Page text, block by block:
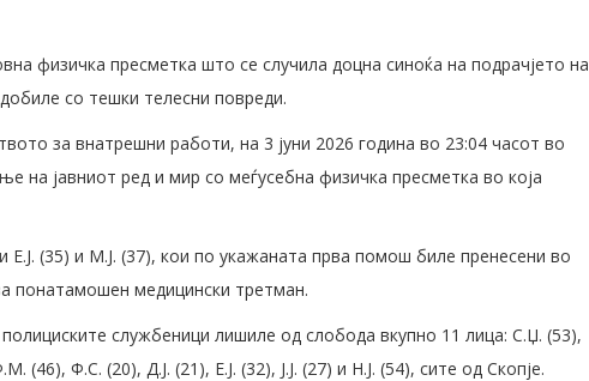
физичка пресметка што се случила доцна синоќа на подрачјето на
со тешки телесни повреди.
за внатрешни работи, на 3 јуни 2026 година во 23:04 часот во
на јавниот ред и мир со меѓусебна физичка пресметка во која
(35) и М.Ј. (37), кои по укажаната прва помош биле пренесени во
понатамошен медицински третман.
службеници лишиле од слобода вкупно 11 лица: С.Џ. (53),
Ф.С. (20), Д.Ј. (21), Е.Ј. (32), Ј.Ј. (27) и Н.Ј. (54), сите од Скопје.